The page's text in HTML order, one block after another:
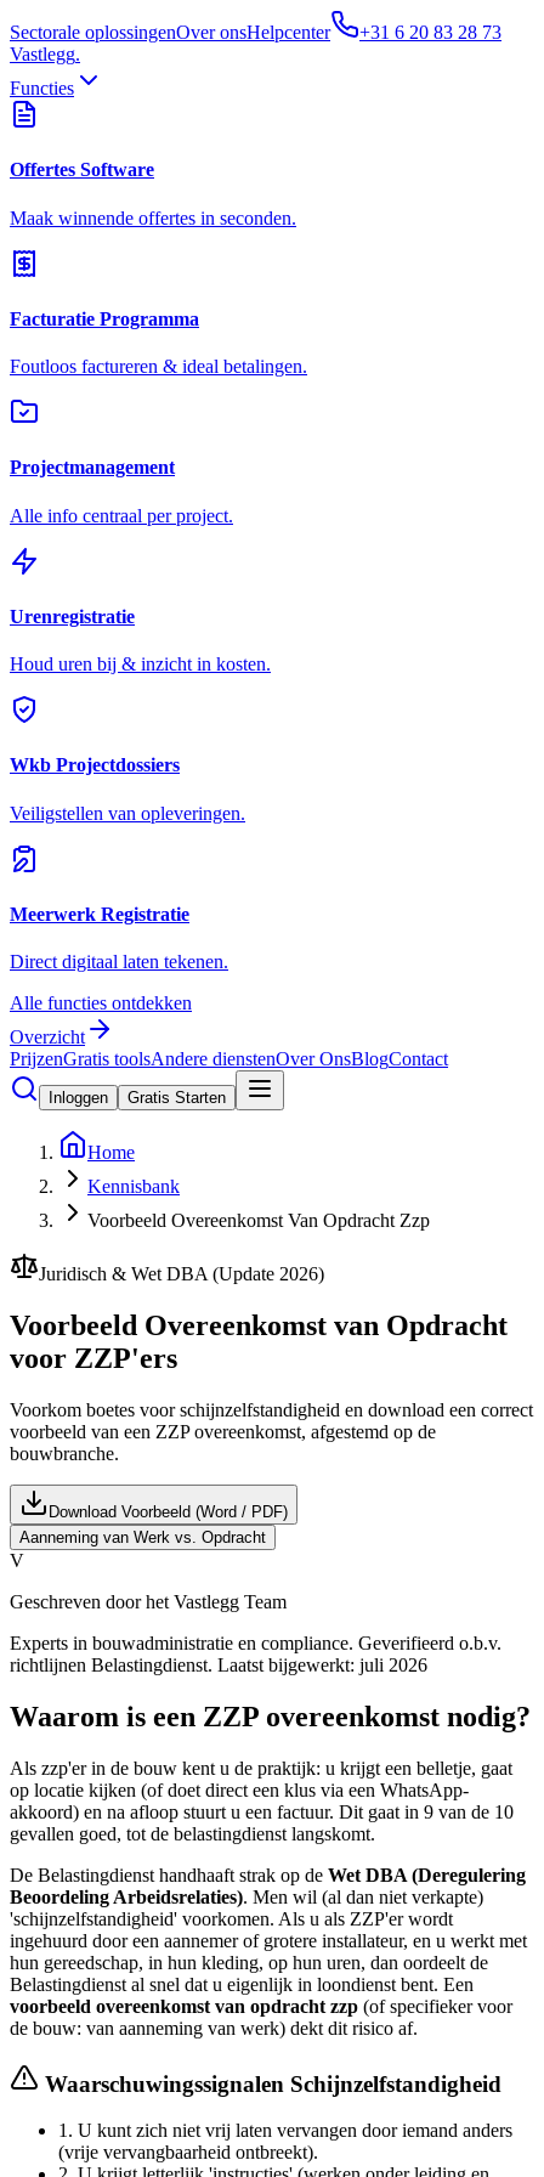
Sectorale oplossingenOver onsHelpcenter
+31 6 20 83 28 73
Vastlegg.
Functies
Offertes Software
Maak winnende offertes in seconden.
Facturatie Programma
Foutloos factureren & ideal betalingen.
Projectmanagement
Alle info centraal per project.
Urenregistratie
Houd uren bij & inzicht in kosten.
Wkb Projectdossiers
Veiligstellen van opleveringen.
Meerwerk Registratie
Direct digitaal laten tekenen.
Alle functies ontdekken
Overzicht
PrijzenGratis toolsAndere dienstenOver OnsBlogContact
Inloggen Gratis Starten
Home
Kennisbank
Voorbeeld Overeenkomst Van Opdracht Zzp
Juridisch & Wet DBA (Update 2026)
Voorbeeld Overeenkomst van Opdracht
voor ZZP'ers
Voorkom boetes voor schijnzelfstandigheid en download een correct
voorbeeld van een ZZP overeenkomst, afgestemd op de
bouwbranche.
Download Voorbeeld (Word / PDF)
Aanneming van Werk vs. Opdracht
V
Geschreven door het Vastlegg Team
Experts in bouwadministratie en compliance. Geverifieerd o.b.v.
richtlijnen Belastingdienst. Laatst bijgewerkt: juli 2026
Waarom is een ZZP overeenkomst nodig?
Als zzp'er in de bouw kent u de praktijk: u krijgt een belletje, gaat
op locatie kijken (of doet direct een klus via een WhatsApp-
akkoord) en na afloop stuurt u een factuur. Dit gaat in 9 van de 10
gevallen goed, tot de belastingdienst langskomt.
De Belastingdienst handhaaft strak op de Wet DBA (Deregulering
Beoordeling Arbeidsrelaties). Men wil (al dan niet verkapte)
'schijnzelfstandigheid' voorkomen. Als u als ZZP'er wordt
ingehuurd door een aannemer of grotere installateur, en u werkt met
hun gereedschap, in hun kleding, op hun uren, dan oordeelt de
Belastingdienst al snel dat u eigenlijk in loondienst bent. Een
voorbeeld overeenkomst van opdracht zzp (of specifieker voor
de bouw: van aanneming van werk) dekt dit risico af.
Waarschuwingssignalen Schijnzelfstandigheid
1. U kunt zich niet vrij laten vervangen door iemand anders
(vrije vervangbaarheid ontbreekt).